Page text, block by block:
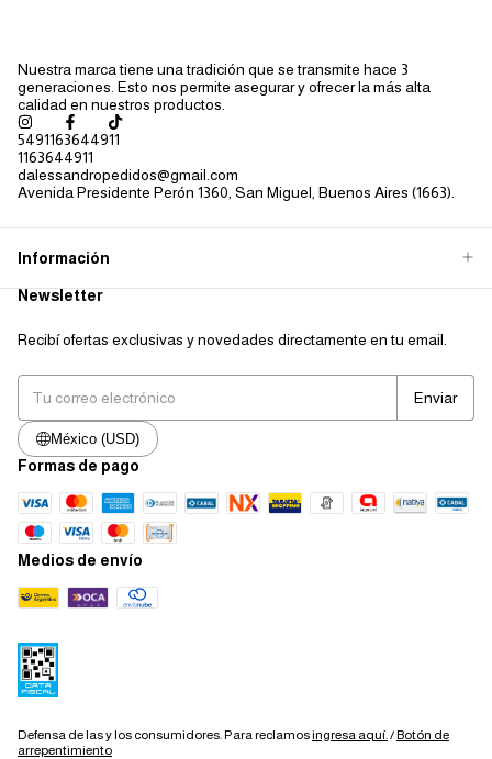
Nuestra marca tiene una tradición que se transmite hace 3
generaciones. Esto nos permite asegurar y ofrecer la más alta
calidad en nuestros productos.
5491163644911
1163644911
dalessandropedidos@gmail.com
Avenida Presidente Perón 1360, San Miguel, Buenos Aires (1663).
Información
Newsletter
Recibí ofertas exclusivas y novedades directamente en tu email.
México (USD)
Formas de pago
Medios de envío
Defensa de las y los consumidores. Para reclamosingresa aquí. /Botón de
arrepentimiento